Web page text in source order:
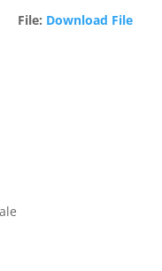
File: Download File